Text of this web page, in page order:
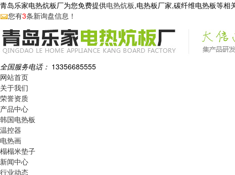
青岛乐家电热炕板厂为您免费提供电热炕板,电热板厂家,碳纤维电热板等相
您有3条新询盘信息！
全国服务电话： 13356685555
网站首页
关于我们
荣誉资质
产品中心
韩国电热板
温控器
电热画
榻榻米垫子
新闻中心
行业动态